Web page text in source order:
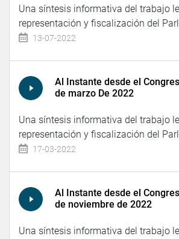
Una síntesis informativa del trabajo
representación y fiscalización del
13-07-2022
Al Instante desde el
de marzo De 2022
Una síntesis informativa del trabajo
representación y fiscalización del
17-03-2022
Al Instante desde el
de noviembre de 2022
Una síntesis informativa del trabajo